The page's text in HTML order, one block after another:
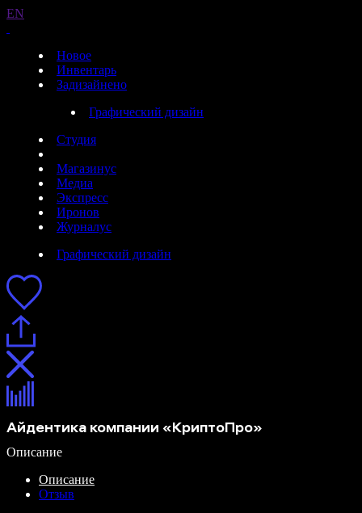
EN
Новое
Инвентарь
Задизайнено
Графический дизайн
Студия
Магазинус
Медиа
Экспресс
Иронов
Журналус
Графический дизайн
Айдентика компании «КриптоПро»
Описание
Описание
Отзыв